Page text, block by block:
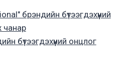
брэндийн бүтээгдэхүүний
чанар
бүтээгдэхүүний онцлог